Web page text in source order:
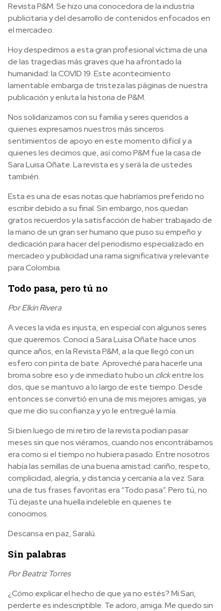
Revista P&M. Se hizo una conocedora de la industria
publicitaria y del desarrollo de contenidos enfocados en
el mercadeo.
Hoy despedimos a esta gran profesional víctima de una
de las tragedias más graves que ha afrontado la
humanidad: la COVID 19. Este acontecimiento
lamentable embarga de tristeza las páginas de nuestra
publicación y enluta la historia de P&M.
Nos solidarizamos con su familia y seres queridos a
quienes expresamos nuestros más sinceros
sentimientos de apoyo en este momento difícil y a
quienes les decimos que, así como P&M fue la casa de
Sara Luisa Oñate. La revista es y será la de ustedes
también.
Esta es una de esas notas que habríamos preferido no
escribir debido a su final. Sin embargo, nos quedan
gratos recuerdos y la satisfacción de haber trabajado de
la mano de un gran ser humano que puso su empeño y
dedicación para hacer del periodismo especializado en
mercadeo y publicidad una rama significativa y relevante
para Colombia.
Todo pasa, pero tú no
Por Elkin Rivera
A veces la vida es injusta, en especial con algunos seres
que queremos. Conocí a Sara Luisa Oñate hace unos
quince años, en la Revista P&M, a la que llegó con un
esfero con pinta de bate. Aproveché para hacerle una
broma sobre eso y de inmediato hubo un clickentre los
dos, que se mantuvo a lo largo de este tiempo. Desde
entonces se convirtió en una de mis mejores amigas, ya
que me dio su confianza y yo le entregué la mía.
Si bien luego de mi retiro de la revista podían pasar
meses sin que nos viéramos, cuando nos encontrábamos
era como si el tiempo no hubiera pasado. Entre nosotros
había las semillas de una buena amistad: cariño, respeto,
complicidad, alegría, y distancia y cercanía a la vez. Sara:
una de tus frases favoritas era “Todo pasa”. Pero tú, no.
Tú dejaste una huella indeleble en quienes te
conocimos.
Descansa en paz, Saralú.
Sin palabras
Por Beatriz Torres
¿Cómo explicar el hecho de que ya no estés? Mi Sari,
perderte es indescriptible. Te adoro, amiga. Me quedo sin